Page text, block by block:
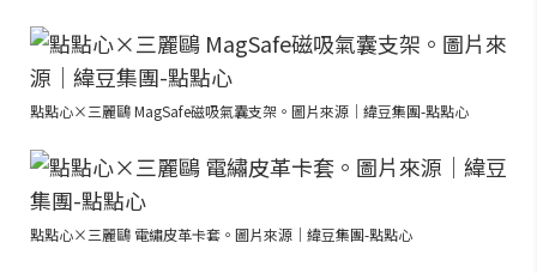
點點心×三麗鷗 MagSafe磁吸氣囊支架。圖片來源｜緯豆集團-點點心
點點心×三麗鷗 電繡皮革卡套。圖片來源｜緯豆集團-點點心